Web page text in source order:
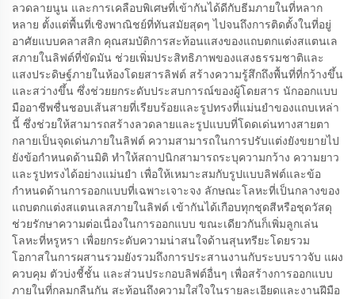
ลวดลายนูน และการเคลือบพิเศษที่เข้ากันได้ดีกับธีมภายในที่หลาก
หลาย ตั้งแต่พื้นที่เชิงพาณิชย์ที่ทันสมัยสุดๆ ไปจนถึงการติดตั้งในที่อยู่
อาศัยแบบคลาสสิก คุณสมบัติการสะท้อนแสงของแถบตกแต่งสแตนเล
สภายในลิฟต์ที่ขัดมัน ช่วยเพิ่มประสิทธิภาพของแสงธรรมชาติและ
แสงประดิษฐ์ภายในห้องโดยสารลิฟต์ สร้างความรู้สึกถึงพื้นที่ที่กว้างขึ้น
และสว่างขึ้น ซึ่งช่วยยกระดับประสบการณ์ของผู้โดยสาร นักออกแบบ
มืออาชีพชื่นชอบเส้นสายที่เรียบร้อยและรูปทรงที่แม่นยำของแถบเหล่า
นี้ ซึ่งช่วยให้สามารถสร้างลวดลายและรูปแบบที่โดดเด่นทางสายตา
กลายเป็นจุดเด่นภายในลิฟต์ ความสามารถในการปรับแต่งยังขยายไป
ยังข้อกำหนดด้านมิติ ทำให้สถาปนิกสามารถระบุความกว้าง ความยาว
และรูปทรงได้อย่างแม่นยำ เพื่อให้เหมาะสมกับรูปแบบลิฟต์และข้อ
กำหนดด้านการออกแบบที่เฉพาะเจาะจง ลักษณะโลหะที่เป็นกลางของ
แถบตกแต่งสแตนเลสภายในลิฟต์ เข้ากันได้เกือบทุกชุดสีหรือชุดวัสดุ
ช่วยรักษาความต่อเนื่องในการออกแบบ ขณะเดียวกันก็เพิ่มลูกเล่น
โลหะที่หรูหรา เพื่อยกระดับความน่าสนใจด้านสุนทรียะโดยรวม
โอกาสในการผสานรวมยังรวมถึงการประสานงานกับระบบราวจับ แผง
ควบคุม ตัวบ่งชี้ชั้น และส่วนประกอบลิฟต์อื่นๆ เพื่อสร้างการออกแบบ
ภายในที่กลมกลืนกัน สะท้อนถึงความใส่ใจในรายละเอียดและงานฝีมือ